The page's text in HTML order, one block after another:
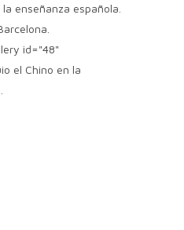
enseñanza española.
id="48"
el Chino en la